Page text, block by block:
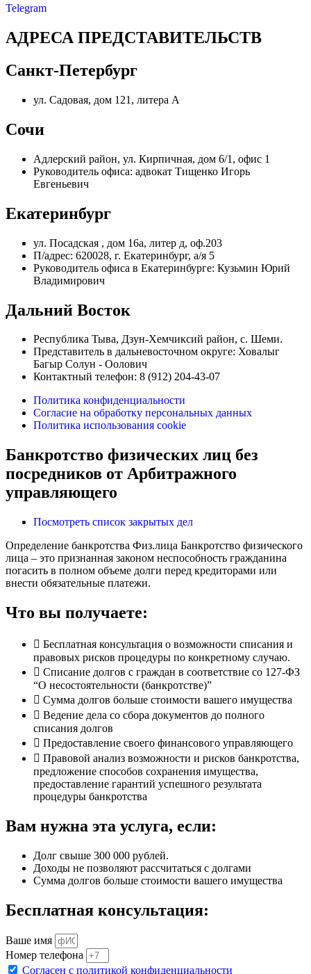
Telegram
АДРЕСА ПРЕДСТАВИТЕЛЬСТВ
Санкт-Петербург
ул. Садовая, дом 121, литера А
Сочи
Адлерский район, ул. Кирпичная, дом 6/1, офис 1
Руководитель офиса: адвокат Тищенко Игорь
Евгеньевич
Екатеринбург
ул. Посадская , дом 16а, литер д, оф.203
П/адрес: 620028, г. Екатеринбург, а/я 5
Руководитель офиса в Екатеринбурге: Кузьмин Юрий
Владимирович
Дальний Восток
Республика Тыва, Дзун-Хемчиксий район, с. Шеми.
Представитель в дальневосточном округе: Ховалыг
Багыр Солун - Оолович
Контактный телефон: 8 (912) 204-43-07
Политика конфиденциальности
Согласие на обработку персональных данных
Политика использования cookie
Банкротство физических лиц без
посредников от Арбитражного
управляющего
Посмотреть список закрытых дел
Определение банкротства Физ.лица Банкротство физического
лица – это признанная законом неспособность гражданина
погасить в полном объеме долги перед кредиторами или
внести обязательные платежи.
Что вы получаете:
Бесплатная консультация о возможности списания и
правовых рисков процедуры по конкретному случаю.
Списание долгов с граждан в соответствие со 127-ФЗ
“О несостоятельности (банкротстве)”
Сумма долгов больше стоимости вашего имущества
Ведение дела со сбора документов до полного
списания долгов
Предоставление своего финансового управляющего
Правовой анализ возможности и рисков банкротства,
предложение способов сохранения имущества,
предоставление гарантий успешного результата
процедуры банкротства
Вам нужна эта услуга, если:
Долг свыше 300 000 рублей.
Доходы не позволяют рассчитаться с долгами
Сумма долгов больше стоимости вашего имущества
Бесплатная консультация:
Ваше имя
Номер телефона
Согласен с политикой конфиденциальности